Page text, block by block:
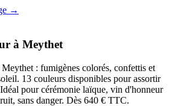
→
à Meythet
: fumigènes colorés, confettis et
13 couleurs disponibles pour assortir
pour cérémonie laïque, vin d'honneur
sans danger. Dès 640 € TTC.